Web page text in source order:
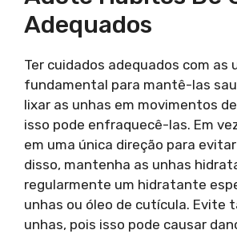
Adequados
Ter cuidados adequados com as
fundamental para mantê-las
lixar as unhas em movimentos
isso pode enfraquecê-las. Em
em uma única direção para
disso, mantenha as unhas
regularmente um hidratante
unhas ou óleo de cutícula. Evite
unhas, pois isso pode causar